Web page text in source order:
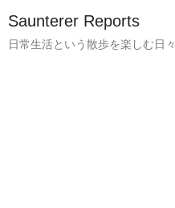
Saunterer Reports
日常生活という散歩を楽しむ日々